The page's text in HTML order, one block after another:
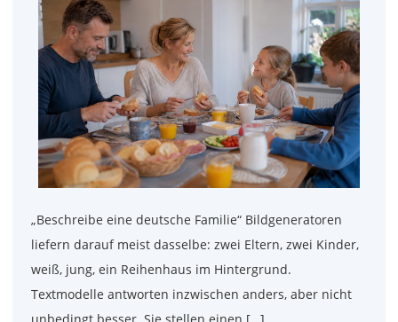
„Beschreibe eine deutsche Familie“ Bildgeneratoren
liefern darauf meist dasselbe: zwei Eltern, zwei Kinder,
weiß, jung, ein Reihenhaus im Hintergrund.
Textmodelle antworten inzwischen anders, aber nicht
unbedingt besser. Sie stellen einen […]